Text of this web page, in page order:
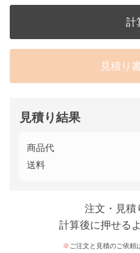
計
見積り
見積り結果
商品代
送料
注文・見積
計算後に押せる
ご注文と見積のご依頼